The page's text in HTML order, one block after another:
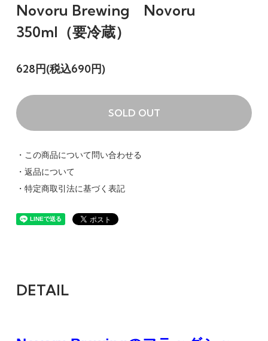
Novoru Brewing Novoru
350ml（要冷蔵）
628円(税込690円)
SOLD OUT
・この商品について問い合わせる
・返品について
・特定商取引法に基づく表記
DETAIL